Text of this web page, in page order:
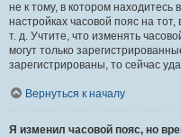
не к тому, в котором
настройках часовой пояс на
т. д. Учтите, что изменять
могут только
зарегистрированы, то сейчас
Вернуться к началу
Я изменил часовой пояс, но